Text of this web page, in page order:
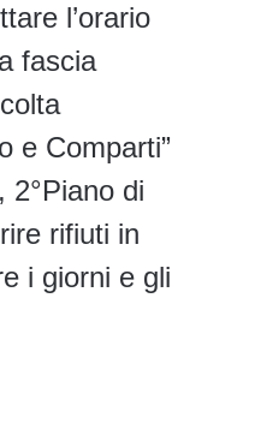
l’orario
fascia
e Comparti”
2°Piano di
rifiuti in
i giorni e gli